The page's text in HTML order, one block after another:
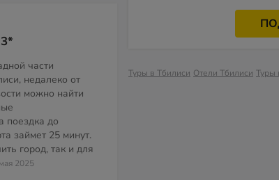
части
недалеко от
можно найти
поездка до
займет 25 минут.
город, так и для
2025
Туры в Тбилиси Отели Тбилиси Туры